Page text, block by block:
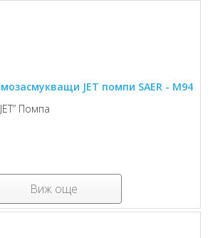
JET помпи SAER - M94
Помпа
Виж още